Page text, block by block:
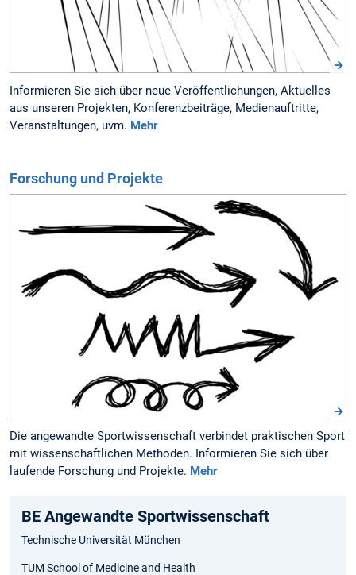
Informieren Sie sich über neue Veröffent­lichungen, Aktuelles
aus unseren Projekten, Konferenz­beiträge, Medien­auftritte,
Veran­staltungen, uvm. Mehr
Forschung und Projekte
Die angewandte Sport­wissenschaft verbindet prak­tischen Sport
mit wissen­schaft­lichen Methoden. Informieren Sie sich über
laufende Forschung und Projekte. Mehr
BE Angewandte Sportwissenschaft
Technische Universität München
TUM School of Medicine and Health